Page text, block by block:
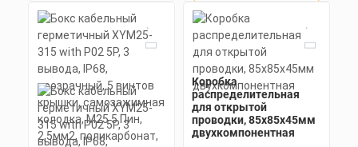
Получить КП за 15
минутСкачать
Коробка
распределительная
для открытой
проводки, 85х85х45мм
двухкомпонентная